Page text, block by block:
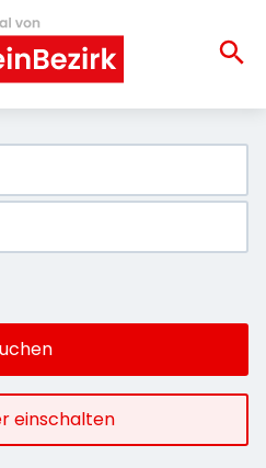
einschalten